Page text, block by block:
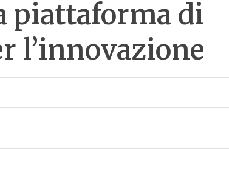
piattaforma di
l’innovazione